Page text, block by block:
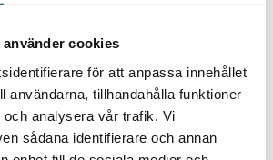
cookies
för att anpassa innehållet
användarna, tillhandahålla funktioner
analysera vår trafik. Vi
sådana identifierare och annan
mer.
det?
oss på Techtank och anmäl
– se kontaktuppgifter